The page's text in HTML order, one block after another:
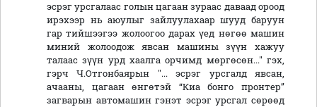
эсрэг урсгалаас голын цагаан зураас даваад ороод
ирэхээр нь аюулыг зайлуулахаар шууд баруун
гар тийшээгээ жолоогоо дарах үед нөгөө машин
миний жолоодож явсан машины зүүн хажуу
талаас зүүн урд хаалга орчимд мөргөсөн..." гэх,
гэрч Ч.Отгонбаярын "... эсрэг урсгалд явсан,
ачааны, цагаан өнгөтэй “Киа бонго пронтер”
загварын автомашин гэнэт эсрэг урсгал сөрөөд